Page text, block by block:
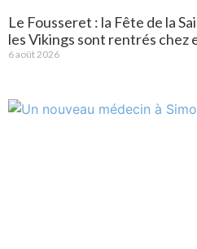
Le Fousseret : la Fête de la
les Vikings sont rentrés chez
6 août 2026